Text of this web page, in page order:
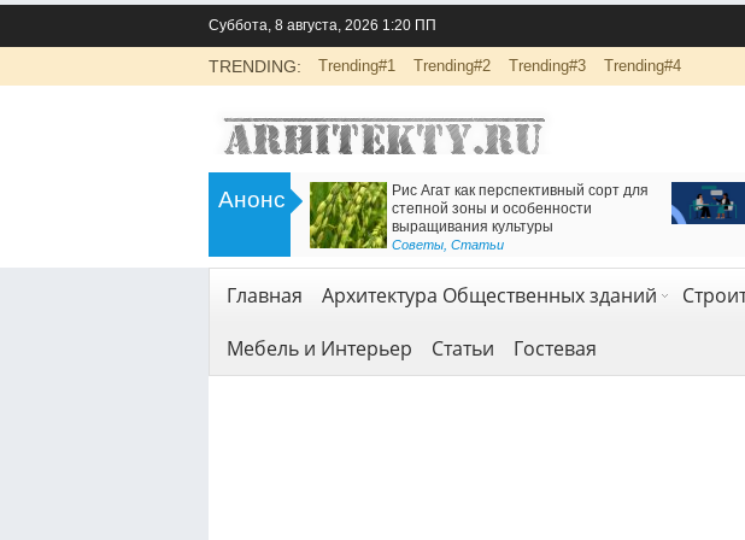
Суббота, 8 августа, 2026 1:20 ПП
TRENDING: Trending#1 Trending#2 Trending#3 Trending#4
Анонс
Инженерно-экологические изыскания
Есть решение для движения через
Железнодорожный тоннель
Геодезия и геология Транспорт
Главная Архитектура Общественных зданий
Мебель и Интерьер
Статьи Гостевая